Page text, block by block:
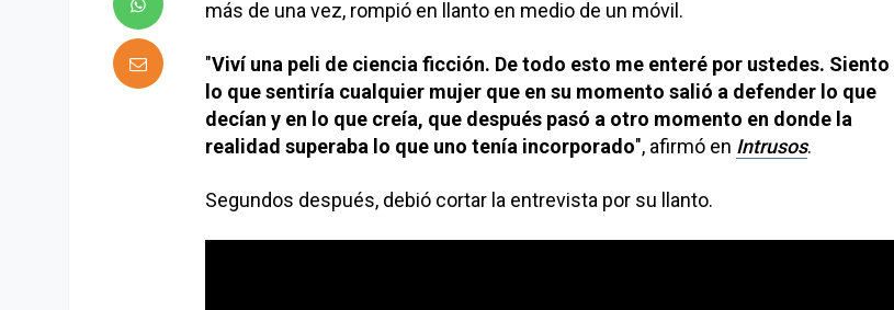
más de una vez, rompió en llanto en medio de un móvil.
"Viví una peli de ciencia ficción. De todo esto me enteré por ustedes. Siento
lo que sentiría cualquier mujer que en su momento salió a defender lo que
decían y en lo que creía, que después pasó a otro momento en donde la
realidad superaba lo que uno tenía incorporado", afirmó en Intrusos.
Segundos después, debió cortar la entrevista por su llanto.